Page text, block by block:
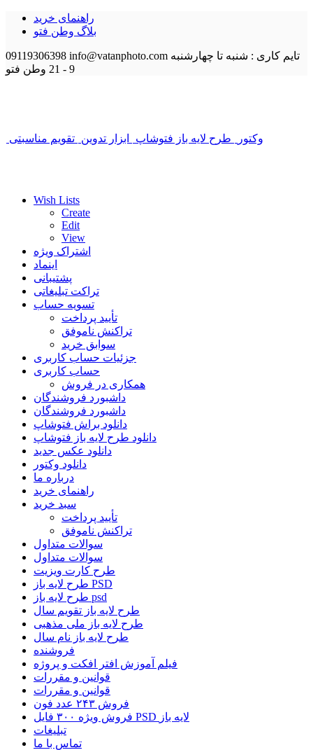
راهنمای خرید
بلاگ وطن فتو
09119306398 info@vatanphoto.com تایم کاری : شنبه تا چهارشنبه
9 - 21
وطن فتو
وکتور طرح لایه باز فتوشاپ ابزار تدوین تقویم مناسبتی
Wish Lists
Create
Edit
View
اشتراک ویژه
اینماد
پشتیبانی
تراکت تبلیغاتی
تسویه حساب
تأیید پرداخت
تراکنش ناموفق
سوابق خرید
جزئیات حساب کاربری
حساب کاربری
همکاری در فروش
داشبورد فروشندگان
داشبورد فروشندگان
دانلود براش فتوشاپ
دانلود طرح لایه باز فتوشاپ
دانلود عکس جدید
دانلود وکتور
درباره ما
راهنمای خرید
سبد خرید
تأیید پرداخت
تراکنش ناموفق
سوالات متداول
سوالات متداول
طرح کارت ویزیت
طرح لایه باز PSD
طرح لایه باز psd
طرح لایه باز تقویم سال
طرح لایه باز ملی مذهبی
طرح لایه باز نام سال
فروشنده
فیلم آموزش افتر افکت و پروژه
قوانین و مقررات
قوانین و مقررات
فروش ۲۴۳ عدد فون
فروش ویژه ۳۰۰ فایل PSD لایه باز
تبلیغات
تماس با ما